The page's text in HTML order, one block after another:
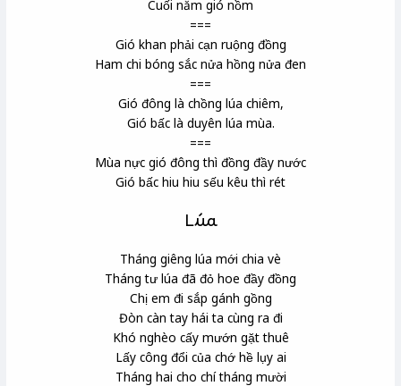
Cuối năm gió nồm
===
Gió khan phải cạn ruộng đồng
Ham chi bóng sắc nửa hồng nửa đen
===
Gió đông là chồng lúa chiêm,
Gió bấc là duyên lúa mùa.
===
Mùa nực gió đông thì đồng đầy nước
Gió bấc hiu hiu sếu kêu thì rét
Lúa
Tháng giêng lúa mới chia vè
Tháng tư lúa đã đỏ hoe đầy đồng
Chị em đi sắp gánh gồng
Đòn càn tay hái ta cùng ra đi
Khó nghèo cấy mướn gặt thuê
Lấy công đổi của chớ hề lụy ai
Tháng hai cho chí tháng mười